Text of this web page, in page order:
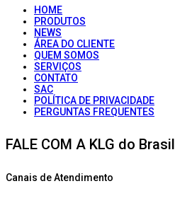
HOME
PRODUTOS
NEWS
ÁREA DO CLIENTE
QUEM SOMOS
SERVIÇOS
CONTATO
SAC
POLÍTICA DE PRIVACIDADE
PERGUNTAS FREQUENTES
FALE COM A KLG do Brasil
Canais de Atendimento